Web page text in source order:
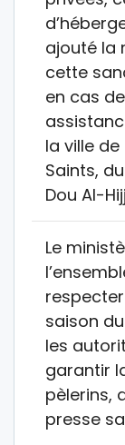
ajouté la
cette
en cas
la ville de
Saints,
Dou Al-
Le
saison
les
garantir
pèlerins,
presse